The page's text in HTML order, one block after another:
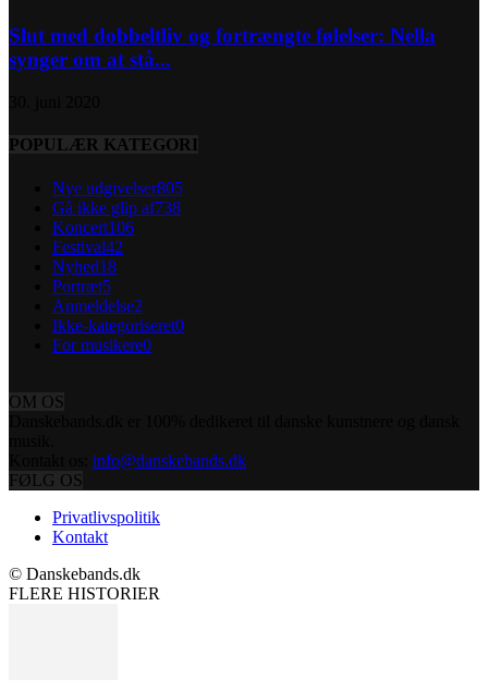
Slut med dobbeltliv og fortrængte følelser: Nella
synger om at stå...
POPULÆR KATEGORI
Nye udgivelser805
Gå ikke glip af738
Koncert106
Festival42
Nyhed18
Portræt5
Anmeldelse2
Ikke-kategoriseret0
For musikere0
OM OS
info@danskebands.dk
FØLG OS
Privatlivspolitik
Kontakt
© Danskebands.dk
FLERE HISTORIER